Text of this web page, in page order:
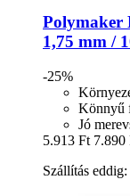
Polymaker
1,75 mm /
-25%
Könnyű
Jó
5.913 Ft 7.890
Szállítás